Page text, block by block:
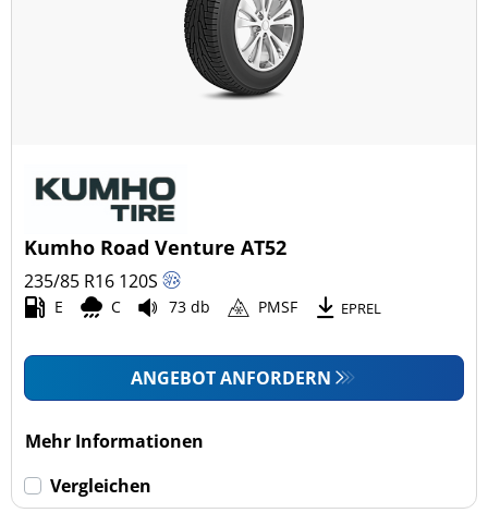
Kumho Road Venture AT52
235/85 R16 120S
E C 73 db PMSF EPREL
ANGEBOT ANFORDERN
Mehr Informationen
Vergleichen